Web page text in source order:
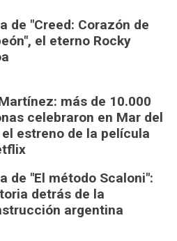
de "Creed: Corazón de
el eterno Rocky
más de 10.000
celebraron en Mar del
estreno de la película
de "El método Scaloni":
detrás de la
argentina